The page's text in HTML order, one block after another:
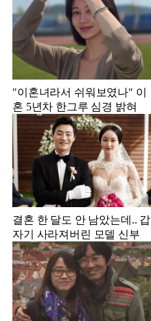
"이혼녀라서 쉬워보였나" 이
혼 5년차 한그루 심경 밝혀
결혼 한 달도 안 남았는데.. 갑
자기 사라져버린 모델 신부